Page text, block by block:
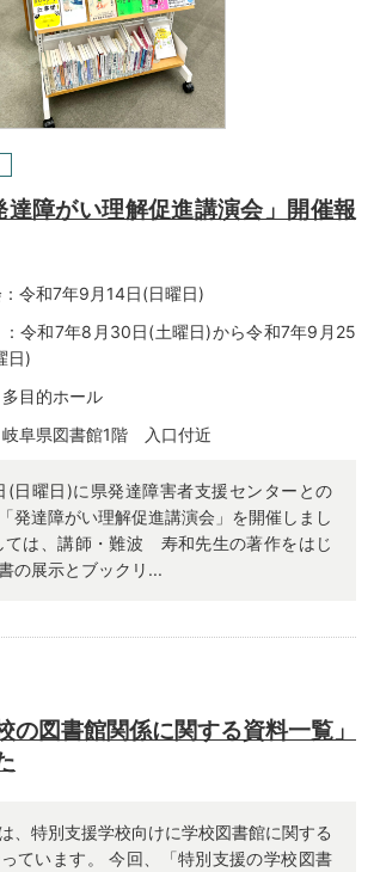
達障がい理解促進講演会」開催報
令和7年9月14日(日曜日)
令和7年8月30日(土曜日)から令和7年9月25
日)
目的ホール
阜県図書館1階 入口付近
(日曜日)に県発達障害者支援センターとの
発達障がい理解促進講演会」を開催しまし
ては、講師・難波 寿和先生の著作をはじ
の展示とブックリ...
の図書館関係に関する資料一覧」
、特別支援学校向けに学校図書館に関する
ています。 今回、「特別支援の学校図書